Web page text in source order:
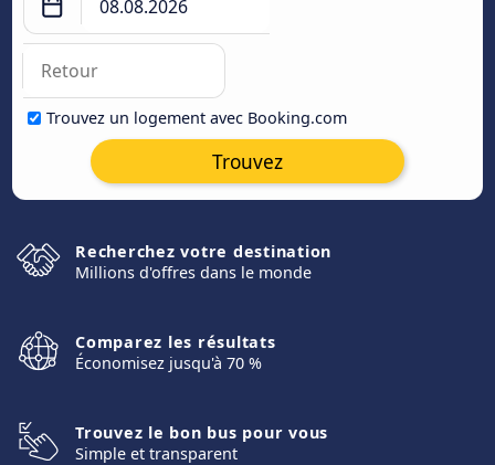
Trouvez un logement avec Booking.com
Trouvez
Recherchez votre destination
Millions d'offres dans le monde
Comparez les résultats
Économisez jusqu'à 70 %
Trouvez le bon bus pour vous
Simple et transparent